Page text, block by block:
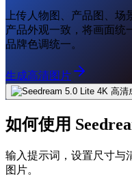
上传人物图、产品图、
产品外观一致，将画面统
品牌色调统一。
生成高清图片
如何使用
输入提示词，设置尺寸与
图片。